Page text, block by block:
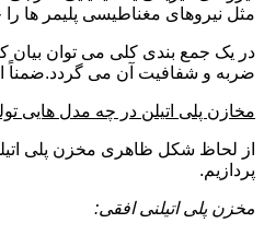
مثل نیروهای مغناطیسی پلیمر ها
در یک جمع بندی کلی می توان
ضربه و شفافیت آن می گردد.ضمناً
مخازن پلی اتیلن در چه مدل هایی
از لحاظ شکل ظاهری مخزن پلی
پردازیم.
مخزن پلی اتیلنی افقی: